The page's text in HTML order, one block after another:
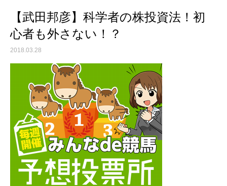
【武田邦彦】科学者の株投資法！初
心者も外さない！？
2018.03.28